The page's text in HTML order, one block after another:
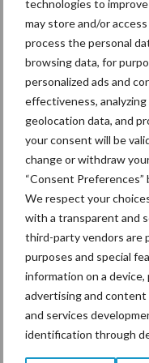
technologies to
may store and/or
process the personal
browsing data, for
personalized ads and
effectiveness,
geolocation data, and
your consent will be
change or withdraw
“Consent
We respect your
with a transparent and
third-party vendors are
purposes and special
information on a
advertising and content
and services
identification through
Voor sommige
nagenoeg onmogelijk
een mindere oogst
om te verkopen, dan
temperaturen van de
droger worden van
korte termijn
Geschreven door:
Aanbevolen
in